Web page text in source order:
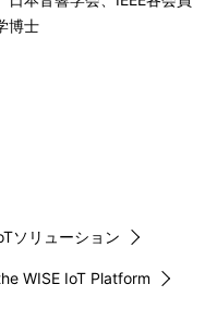
博士
ソリューション
WISE IoT Platform